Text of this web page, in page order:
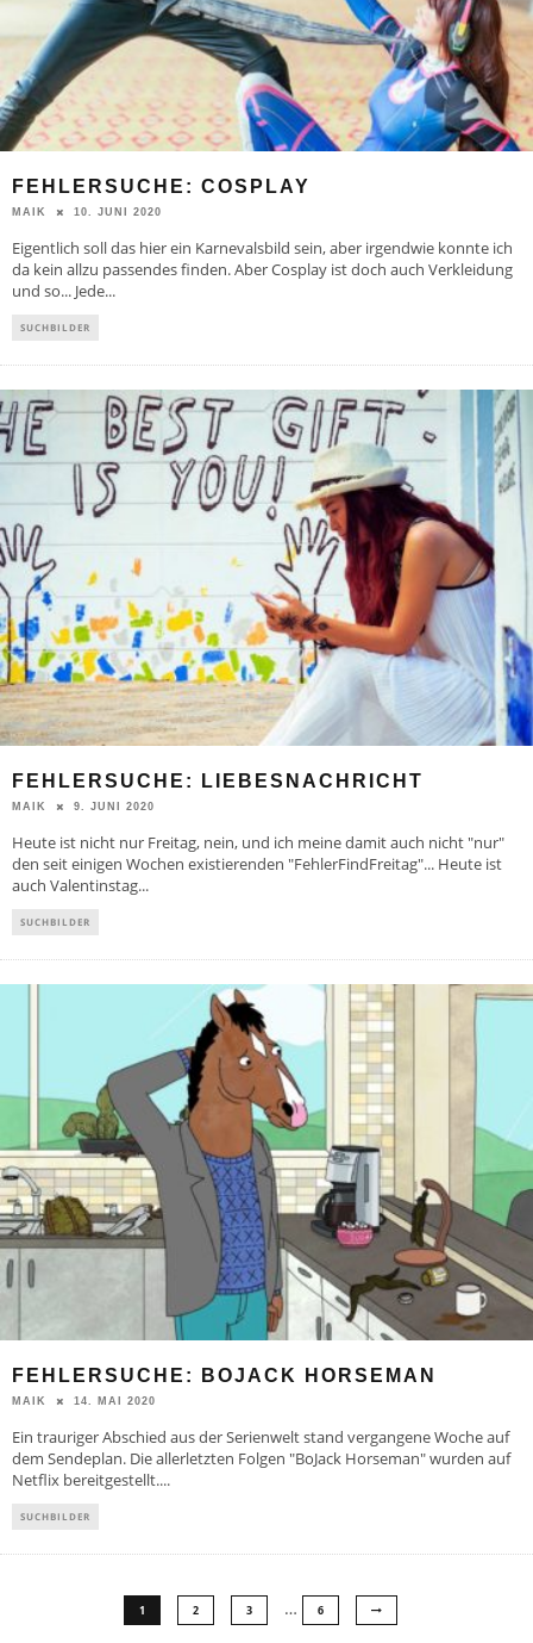
FEHLERSUCHE: COSPLAY
MAIK 10. JUNI 2020
Eigentlich soll das hier ein Karnevalsbild sein, aber irgendwie konnte ich
da kein allzu passendes finden. Aber Cosplay ist doch auch Verkleidung
und so... Jede...
SUCHBILDER
FEHLERSUCHE: LIEBESNACHRICHT
MAIK 9. JUNI 2020
Heute ist nicht nur Freitag, nein, und ich meine damit auch nicht "nur"
den seit einigen Wochen existierenden "FehlerFindFreitag"... Heute ist
auch Valentinstag...
SUCHBILDER
FEHLERSUCHE: BOJACK HORSEMAN
MAIK 14. MAI 2020
Ein trauriger Abschied aus der Serienwelt stand vergangene Woche auf
dem Sendeplan. Die allerletzten Folgen "BoJack Horseman" wurden auf
Netflix bereitgestellt....
SUCHBILDER
1 2 3 … 6